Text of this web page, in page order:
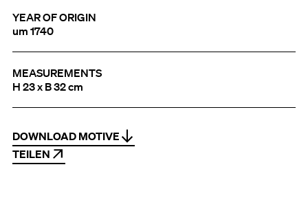
YEAR OF ORIGIN
um 1740
MEASUREMENTS
H 23 x B 32 cm
DOWNLOAD MOTIVE
TEILEN